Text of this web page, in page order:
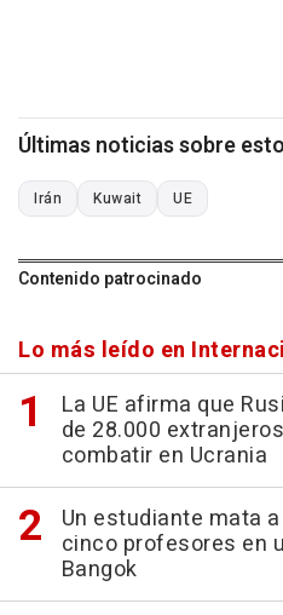
Últimas noticias sobre
Irán Kuwait UE
Contenido patrocinado
Lo más leído en
La UE afirma que
de 28.000
combatir en Ucrania
Un estudiante mata
cinco profesores en
Bangok